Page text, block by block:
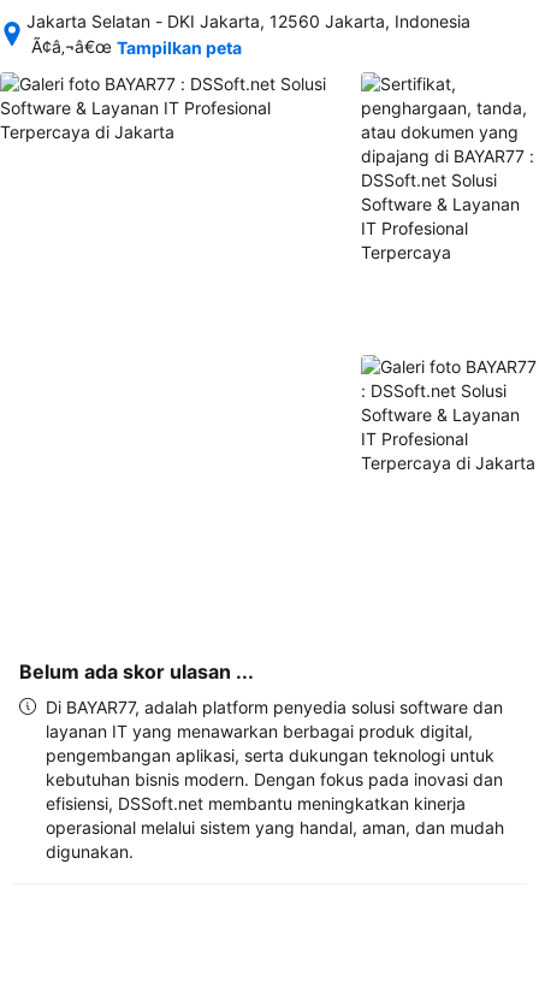
Jakarta Selatan - DKI Jakarta, 12560 Jakarta, Indonesia
Setelah
semua
rincian
akomodasi
Ã¢â‚¬â€œ Tampilkan peta
Belum ada skor ulasan ...
Di BAYAR77, adalah platform penyedia solusi software dan
layanan IT yang menawarkan berbagai produk digital,
pengembangan aplikasi, serta dukungan teknologi untuk
kebutuhan bisnis modern. Dengan fokus pada inovasi dan
efisiensi, DSSoft.net membantu meningkatkan kinerja
operasional melalui sistem yang handal, aman, dan mudah
digunakan.